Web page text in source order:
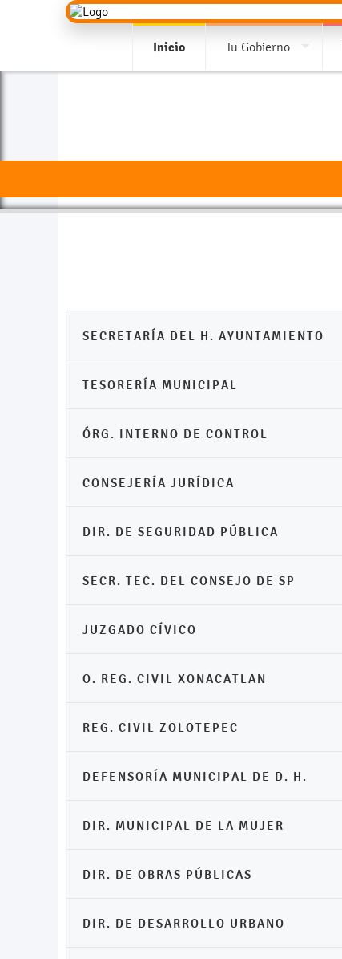
Inicio Tu Gobierno
SECRETARÍA DEL H. AYUNTAMIENTO
TESORERÍA MUNICIPAL
ÓRG. INTERNO DE CONTROL
CONSEJERÍA JURÍDICA
DIR. DE SEGURIDAD PÚBLICA
SECR. TEC. DEL CONSEJO DE SP
JUZGADO CÍVICO
O. REG. CIVIL XONACATLAN
REG. CIVIL ZOLOTEPEC
DEFENSORÍA MUNICIPAL DE D. H.
DIR. MUNICIPAL DE LA MUJER
DIR. DE OBRAS PÚBLICAS
DIR. DE DESARROLLO URBANO